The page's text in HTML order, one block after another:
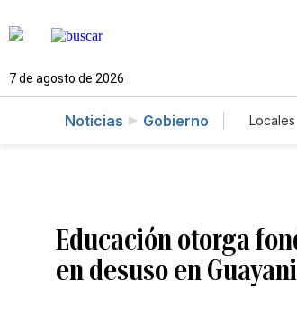
7 de agosto de 2026
Noticias Gobierno Locales
Educación otorga
en desuso en